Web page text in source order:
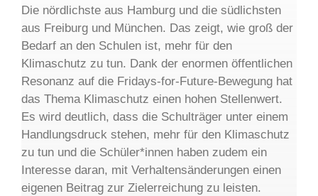
Die nördlichste aus Hamburg und die südlichsten
aus Freiburg und München. Das zeigt, wie groß der
Bedarf an den Schulen ist, mehr für den
Klimaschutz zu tun. Dank der enormen öffentlichen
Resonanz auf die Fridays-for-Future-Bewegung hat
das Thema Klimaschutz einen hohen Stellenwert.
Es wird deutlich, dass die Schulträger unter einem
Handlungsdruck stehen, mehr für den Klimaschutz
zu tun und die Schüler*innen haben zudem ein
Interesse daran, mit Verhaltensänderungen einen
eigenen Beitrag zur Zielerreichung zu leisten.